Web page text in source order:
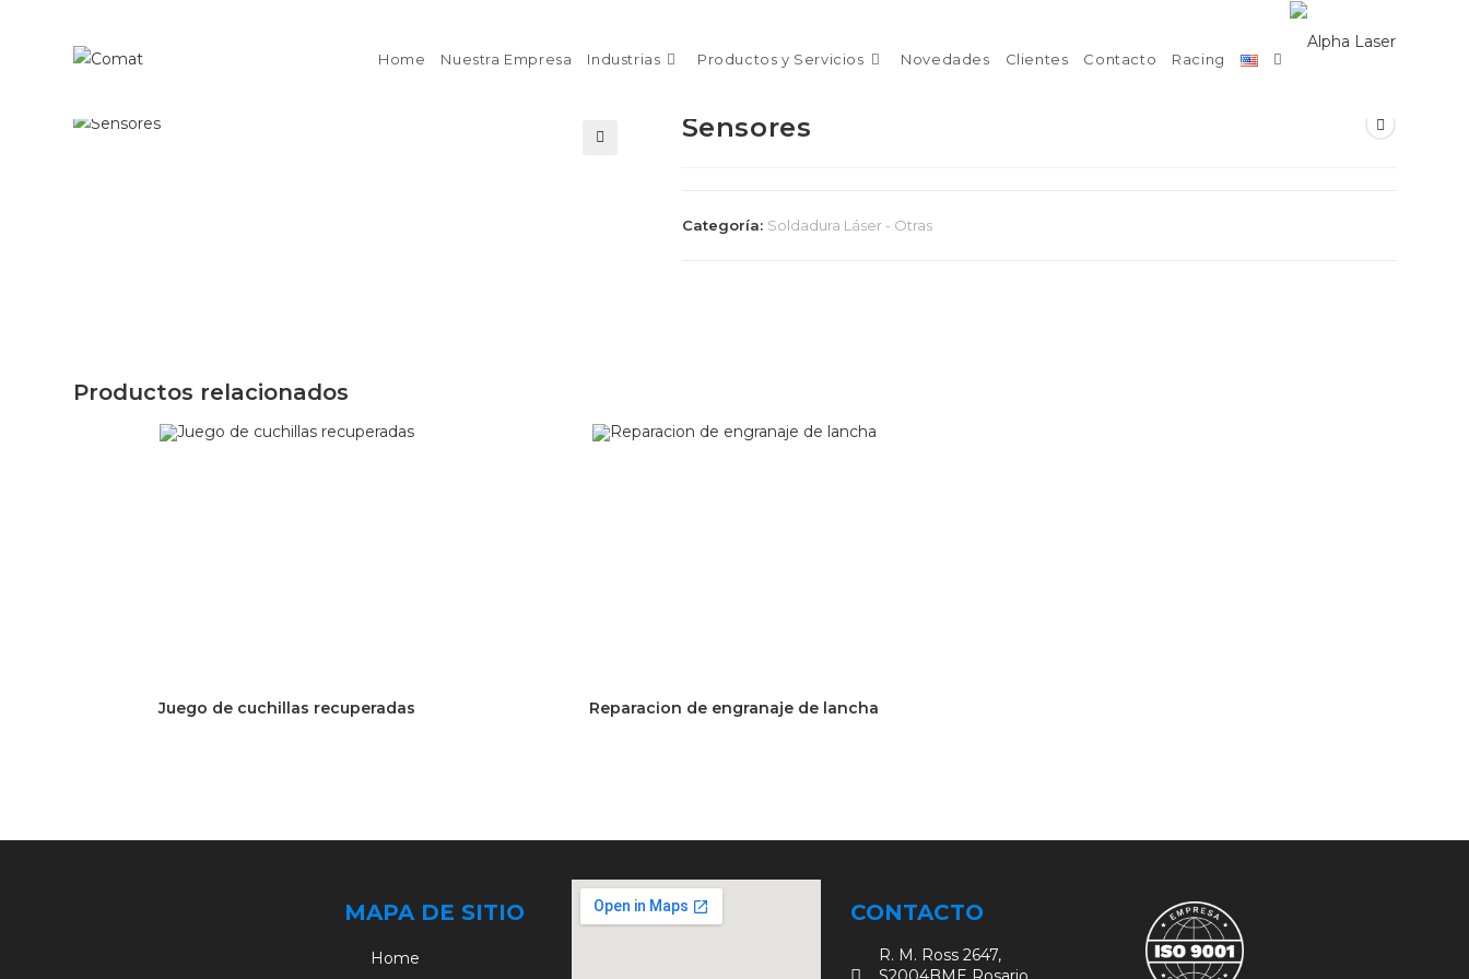
Home Nuestra Empresa Industrias Productos y Servicios Novedades Clientes Contacto Racing
Sensores
Categoría: Soldadura Láser - Otras
Productos relacionados
Juego de cuchillas recuperadas Reparacion de engranaje de lancha
MAPA DE SITIO
Home
CONTACTO
R. M. Ross 2647,